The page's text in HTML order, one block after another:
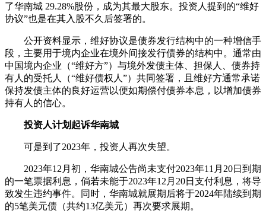
了华南城 29.28%股份，成为其最大股东。投资人提到的“维好
协议”也是在其入股不久后签署的。
公开资料显示，维好协议是债券发行结构中的一种增信手
段，主要用于境内企业在境外间接发行债券的结构中。通常由
中国境内企业（“维好方”）与境外发债主体、担保人、债券持
有人的受托人（“维好债权人”）共同签署，且维好方通常承诺
保持发债主体的良好运营以便如期偿付债券本息，以增加债券
持有人的信心。
投资人计划起诉华南城
可是到了2023年，投资人再次失望。
2023年12月初，华南城公告尚未支付2023年11月20日到期
的一笔票据利息，倘若未能于2023年12月20日支付利息，将导
致发生违约事件。同时，华南城就展期后将于2024年陆续到期
的5笔美元债（共约13亿美元）再次要求展期。